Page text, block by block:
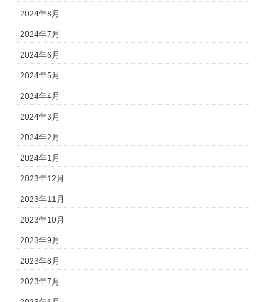
2024年8月
2024年7月
2024年6月
2024年5月
2024年4月
2024年3月
2024年2月
2024年1月
2023年12月
2023年11月
2023年10月
2023年9月
2023年8月
2023年7月